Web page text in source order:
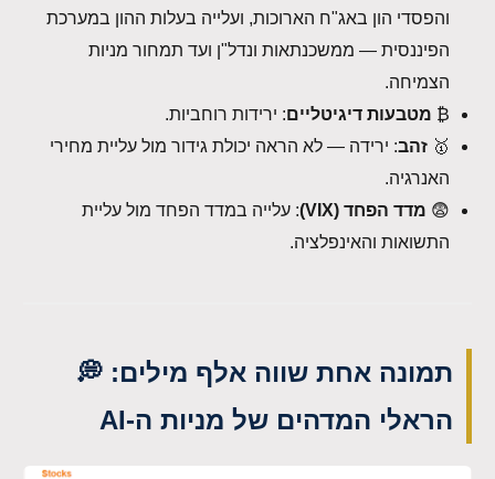
והפסדי הון באג"ח הארוכות, ועלייה בעלות ההון במערכת
הפיננסית — ממשכנתאות ונדל"ן ועד תמחור מניות
הצמיחה.
₿ מטבעות דיגיטליים: ירידות רוחביות.
🥇 זהב: ירידה — לא הראה יכולת גידור מול עליית מחירי
האנרגיה.
😨 מדד הפחד (VIX)
: עלייה במדד הפחד מול עליית
התשואות והאינפלציה.
תמונה אחת שווה אלף מילים: 💭
הראלי המדהים של מניות ה-AI